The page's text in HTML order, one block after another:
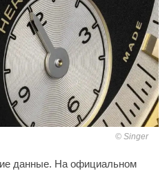
Singer
данные. На официальном